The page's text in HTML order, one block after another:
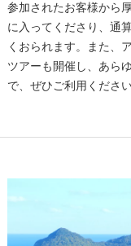
参加されたお客様から
に入ってくださり、通
くおられます。また、
ツアーも開催し、あら
で、ぜひご利用ください